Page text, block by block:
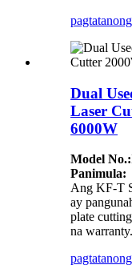
pagtatanong
Dual
Laser
6000W
Model No.:
Panimula:
Ang KF-T
ay
plate
na warranty.
pagtatanong